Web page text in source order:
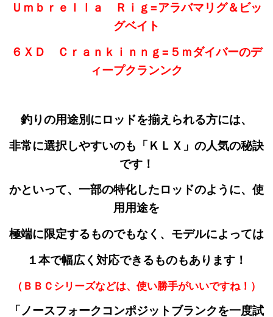
Ｕｍｂｒｅｌｌａ Ｒｉｇ=アラバマリグ＆ビッ
グベイト
６ＸＤ Ｃｒａｎｋｉｎｎｇ=５ｍダイバーのデ
ィープクランンク
釣りの用途別にロッドを揃えられる方には、
非常に選択しやすいのも「ＫＬＸ」の人気の秘訣
です！
かといって、一部の特化したロッドのように、使
用用途を
極端に限定するものでもなく、モデルによっては
１本で幅広く対応できるものもあります！
（ＢＢＣシリーズなどは、使い勝手がいいですね！）
「ノースフォークコンポジットブランクを一度試